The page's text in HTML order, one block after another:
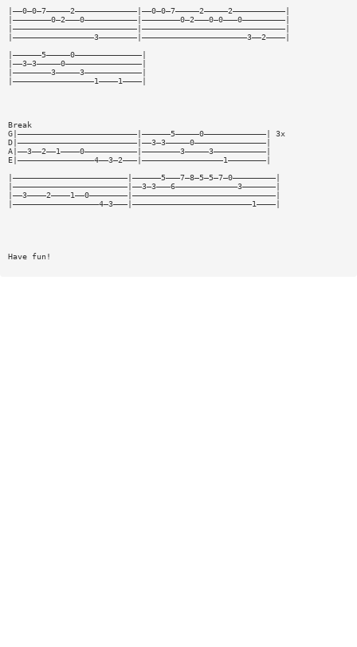
|——0—0—7—————2—————————————|——0—0—7—————2—————2———————————|
|————————0—2———0———————————|————————0—2———0—0———0—————————|
|——————————————————————————|——————————————————————————————|
|—————————————————3————————|——————————————————————3——2————|
|——————5—————0——————————————|
|——3—3—————0————————————————|
|————————3—————3————————————|
|—————————————————1————1————|
Break
G|—————————————————————————|——————5—————0—————————————| 3x
D|—————————————————————————|——3—3—————0———————————————|
A|——3——2——1————0———————————|————————3—————3———————————|
E|————————————————4——3—2———|—————————————————1————————|
|————————————————————————|——————5———7—8—5—5—7—0—————————|
|————————————————————————|——3—3———6—————————————3———————|
|——3————2————1——0————————|——————————————————————————————|
|——————————————————4—3———|—————————————————————————1————|
Have fun!